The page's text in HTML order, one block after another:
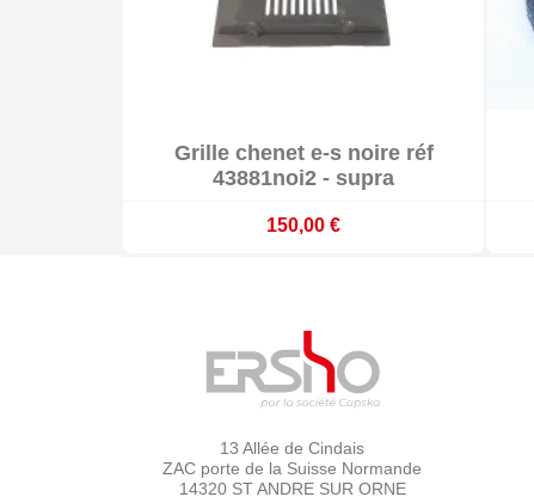
Sur commande : délai 3 à 4 semaines
Grille chenet e-s noire réf
43881noi2 - supra
150,00 €
13 Allée de Cindais
ZAC porte de la Suisse Normande
14320 ST ANDRE SUR ORNE